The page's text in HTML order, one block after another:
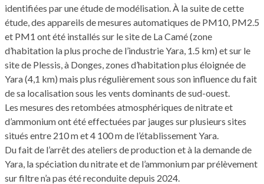
identifiées par une étude de modélisation. À la suite de cette
étude, des appareils de mesures automatiques de PM10, PM2.5
et PM1 ont été installés sur le site de La Camé (zone
d’habitation la plus proche de l’industrie Yara, 1.5 km) et sur le
site de Plessis, à Donges, zones d’habitation plus éloignée de
Yara (4,1 km) mais plus régulièrement sous son influence du fait
de sa localisation sous les vents dominants de sud-ouest.
Les mesures des retombées atmosphériques de nitrate et
d’ammonium ont été effectuées par jauges sur plusieurs sites
situés entre 210 m et 4 100 m de l’établissement Yara.
Du fait de l’arrêt des ateliers de production et à la demande de
Yara, la spéciation du nitrate et de l’ammonium par prélèvement
sur filtre n’a pas été reconduite depuis 2024.